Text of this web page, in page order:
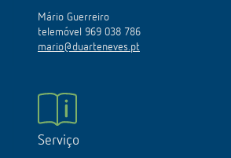
Mário Guerreiro
telemóvel 969 038 786
mario@duarteneves.pt
Serviço